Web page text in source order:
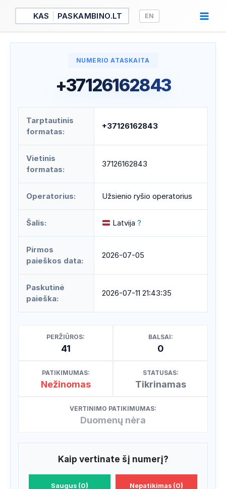
Pereiti
turinio
KAS PASKAMBINO.LT EN
NUMERIO ATASKAITA
+37126162843
Tarptautinis
formatas:
+37126162843
Vietinis
formatas:
37126162843
Operatorius: Užsienio ryšio operatorius
Šalis: Latvija?
Pirmos
paieškos data:
2026-07-05
Paskutinė
paieška:
2026-07-11 21:43:35
PERŽIŪROS:
41
BALSAI:
0
PATIKIMUMAS:
Nežinomas
STATUSAS:
Tikrinamas
VERTINIMO PATIKIMUMAS:
Duomenų nėra
Kaip vertinate šį numerį?
Saugus (0) Nepatikimas (0)